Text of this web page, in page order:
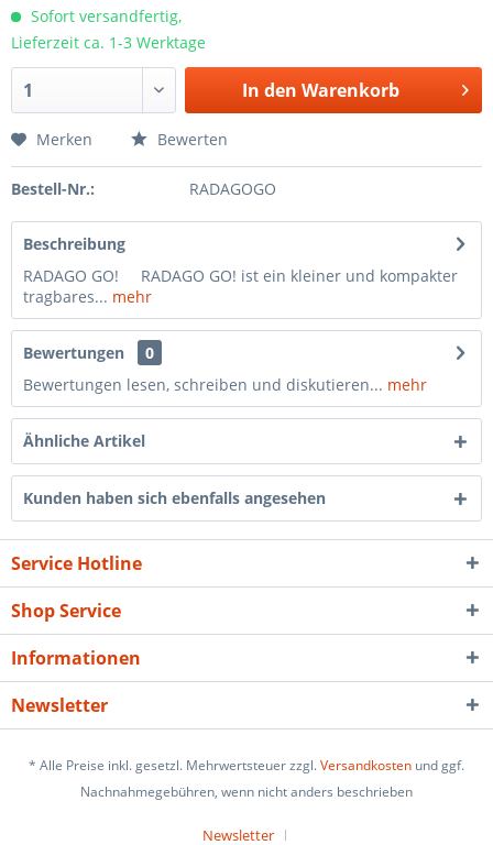
Sofort versandfertig,
Lieferzeit ca. 1-3 Werktage
In den Warenkorb
Merken Bewerten
Bestell-Nr.: RADAGOGO
Beschreibung
RADAGO GO! RADAGO GO! ist ein kleiner und kompakter
tragbares... mehr
Bewertungen
0
Bewertungen lesen, schreiben und diskutieren... mehr
Ähnliche Artikel
Kunden haben sich ebenfalls angesehen
Service Hotline
Shop Service
Informationen
Newsletter
* Alle Preise inkl. gesetzl. Mehrwertsteuer zzgl.Versandkosten und ggf.
Nachnahmegebühren, wenn nicht anders beschrieben
Newsletter